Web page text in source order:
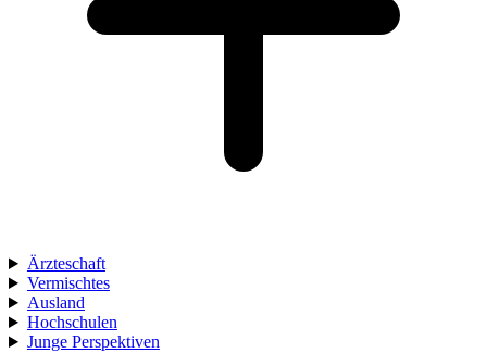
Ärzteschaft
Vermischtes
Ausland
Hochschulen
Junge Perspektiven